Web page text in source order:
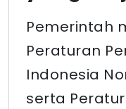
Pemerintah
Peraturan
Indonesia
serta